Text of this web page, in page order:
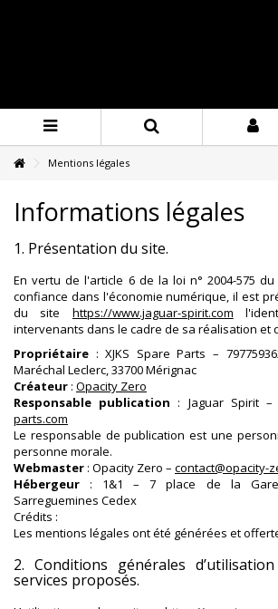
Mentions légales
Informations légales
1. Présentation du site.
En vertu de l'article 6 de la loi n° 2004-575
confiance dans l'économie numérique, il est
du site https://www.jaguar-spirit.com
intervenants dans le cadre de sa réalisation et
Propriétaire : XJKS Spare Parts –
Maréchal Leclerc, 33700 Mérignac
Créateur : Opacity Zero
Responsable publication : Jaguar Spirit
parts.com
Le responsable de publication est une
personne morale.
Webmaster : Opacity Zero – contact@opacity-
Hébergeur : 1&1 – 7 place de la Gare,
Sarreguemines Cedex
Crédits :
Les mentions légales ont été générées et
2. Conditions générales
services proposés.